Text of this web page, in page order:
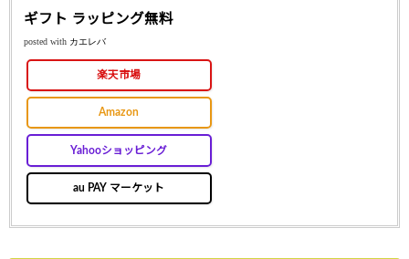
ギフト ラッピング無料
posted with カエレバ
楽天市場
Amazon
Yahooショッピング
au PAY マーケット